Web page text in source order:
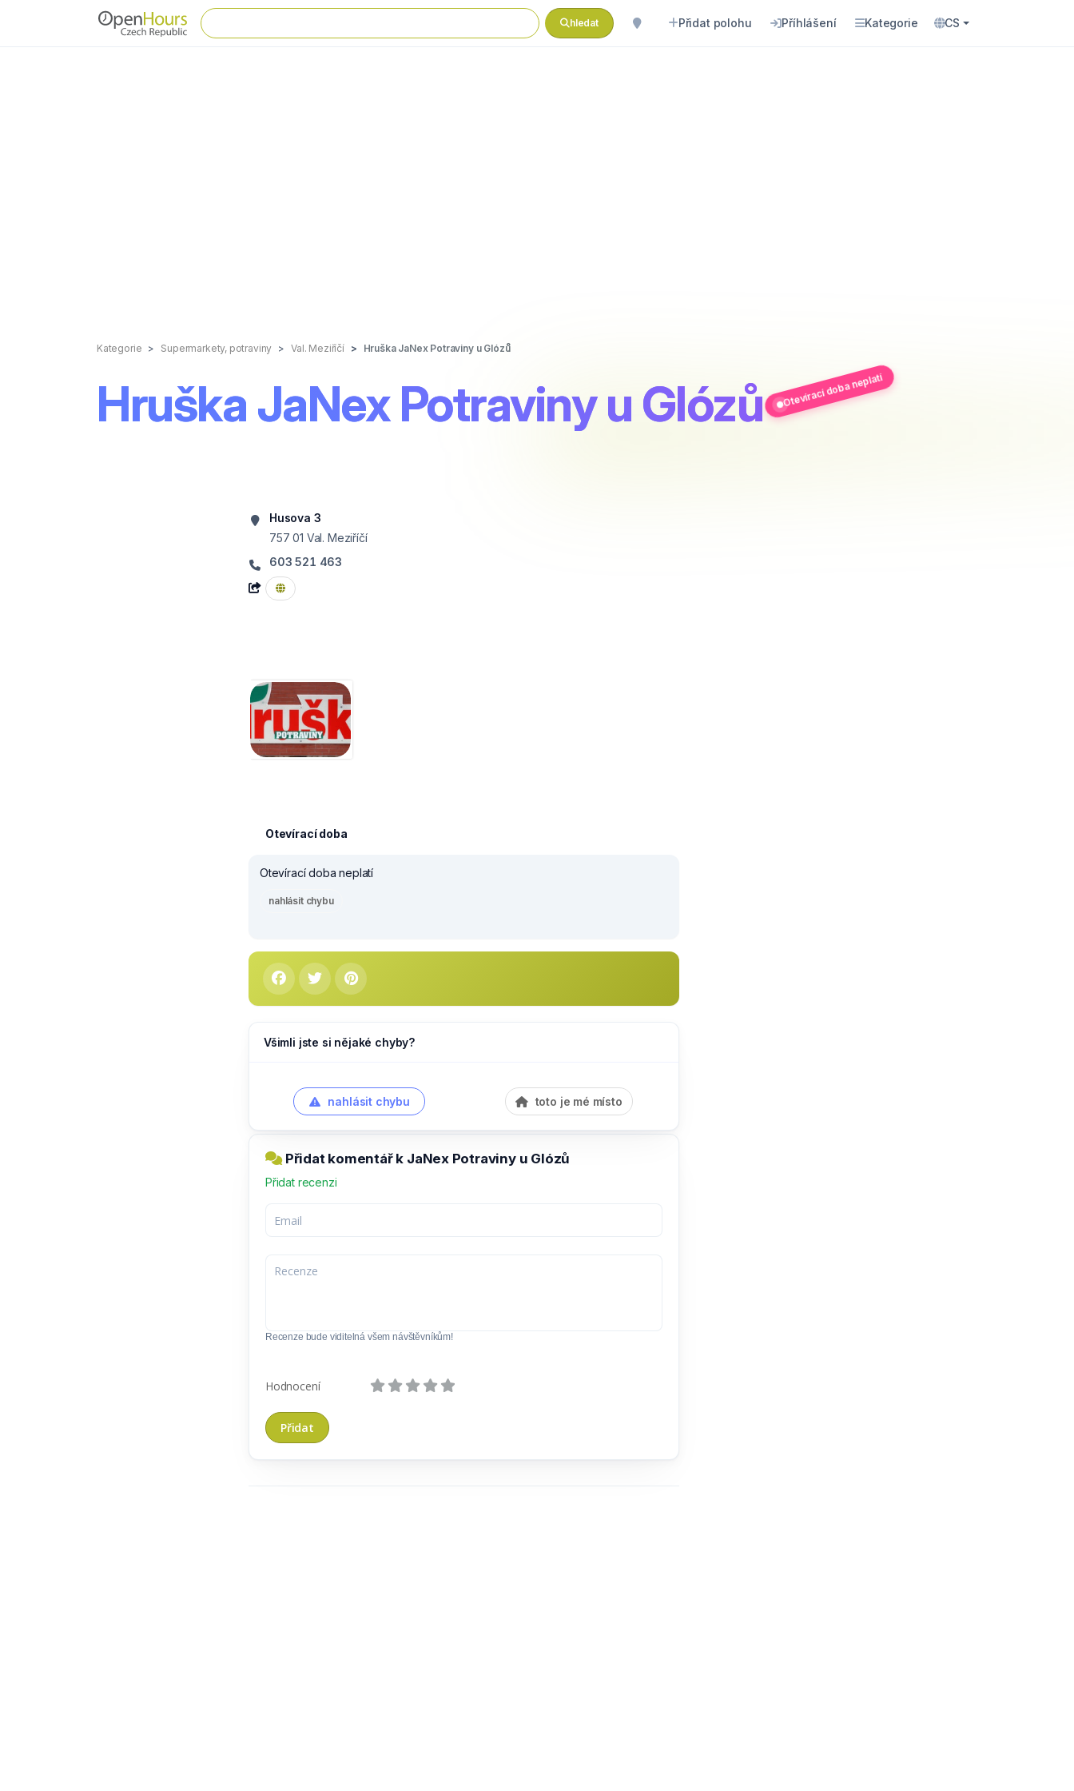
hledat Přidat polohu Příhlášení Kategorie CS
Kategorie Supermarkety, potraviny Val. Meziříčí Hruška JaNex Potraviny u Glózů
Hruška JaNex Potraviny u Glózů Otevírací doba neplatí
Husova 3
757 01 Val. Meziříčí
603 521 463
Otevírací doba
Otevírací doba neplatí
nahlásit chybu
Všimli jste si nějaké chyby?
nahlásit chybu toto je mé místo
Přidat komentář k JaNex Potraviny u Glózů
Přidat recenzi
Recenze bude viditelná všem návštěvníkům!
Hodnocení